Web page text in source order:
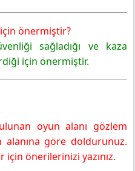
önermiştir?
sağladığı ve kaza
için önermiştir.
oyun alanı gözlem
göre doldurunuz.
için önerilerinizi yazınız.